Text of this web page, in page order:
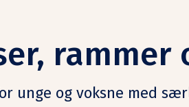
rammer
unge og voksne med